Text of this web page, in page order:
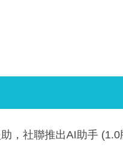
，社聯推出AI助手